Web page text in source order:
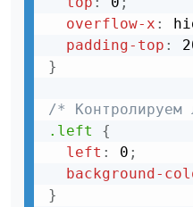
overflow-x :
padding-top :
}
/* Контролируем
.left
{
left : 0 ;
background-
}